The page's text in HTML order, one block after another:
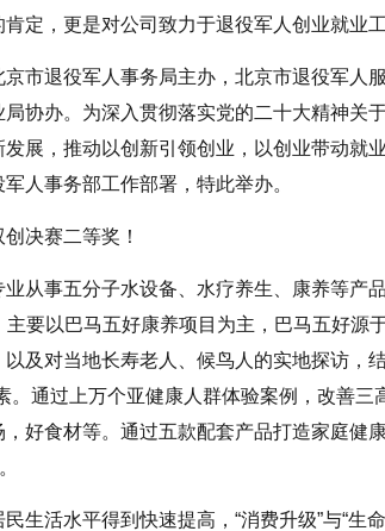
定，更是对公司致力于退役军人创业就业工
市退役军人事务局主办，北京市退役军人
协办。为深入贯彻落实党的二十大精神关
展，推动以创新引领创业，以创业带动就
人事务部工作部署，特此举办。
从事五分子水设备、水疗养生、康养等产
要以巴马五好康养项目为主，巴马五好源
及对当地长寿老人、候鸟人的实地探访，
。通过上万个亚健康人群体验案例，改善三
好食材等。通过五款配套产品打造家庭健
生活水平得到快速提高，“消费升级”与“生